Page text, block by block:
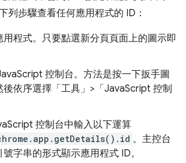
列步驟查看任何應用程式的 ID：
用程式。只要點選新分頁頁面上的圖示即
控制台。方法是按一下扳手圖
後依序選擇「工具」>「JavaScript 控制
控制台中輸入以下運算
。主控台
號字串的形式顯示應用程式 ID。